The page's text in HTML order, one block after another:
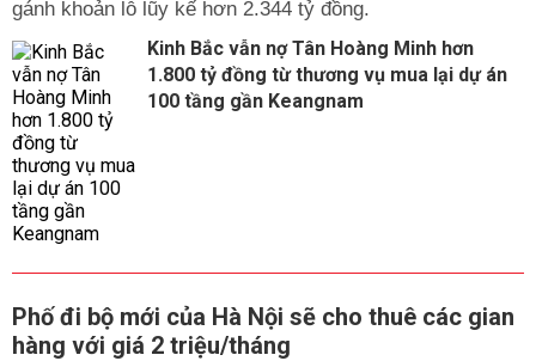
gánh khoản lỗ lũy kế hơn 2.344 tỷ đồng.
Kinh Bắc vẫn nợ Tân Hoàng Minh hơn
1.800 tỷ đồng từ thương vụ mua lại dự án
100 tầng gần Keangnam
Phố đi bộ mới của Hà Nội sẽ cho thuê các gian
hàng với giá 2 triệu/tháng